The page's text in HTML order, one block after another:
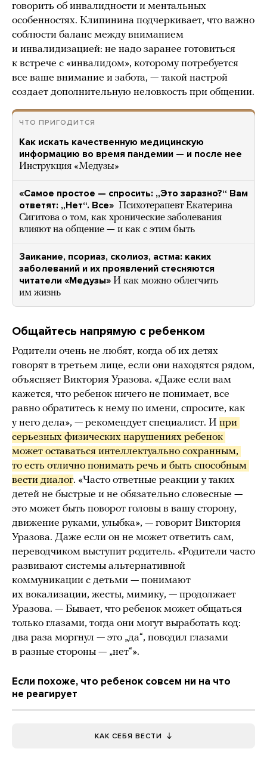
говорить об инвалидности и ментальных
особенностях. Клипинина подчеркивает, что важно
соблюсти баланс между вниманием
и инвалидизацией: не надо заранее готовиться
к встрече с «инвалидом», которому потребуется
все ваше внимание и забота, — такой настрой
создает дополнительную неловкость при общении.
ЧТО ПРИГОДИТСЯ
Как искать качественную медицинскую
информацию во время пандемии — и после нее
Инструкция «Медузы»
«Самое простое — спросить: „Это заразно?“ Вам
ответят: „Нет“. Все» Психотерапевт Екатерина
Сигитова о том, как хронические заболевания
влияют на общение — и как с этим быть
Заикание, псориаз, сколиоз, астма: каких
заболеваний и их проявлений стесняются
читатели «Медузы» И как можно облегчить
им жизнь
Общайтесь напрямую с ребенком
Родители очень не любят, когда об их детях
говорят в третьем лице, если они находятся рядом,
объясняет Виктория Уразова. «Даже если вам
кажется, что ребенок ничего не понимает, все
равно обратитесь к нему по имени, спросите, как
у него дела», — рекомендует специалист. И при
серьезных физических нарушениях ребенок
может оставаться интеллектуально сохранным,
то есть отлично понимать речь и быть способным
вести диалог. «Часто ответные реакции у таких
детей не быстрые и не обязательно словесные —
это может быть поворот головы в вашу сторону,
движение руками, улыбка», — говорит Виктория
Уразова. Даже если он не может ответить сам,
переводчиком выступит родитель. «Родители часто
развивают системы альтернативной
коммуникации с детьми — понимают
их вокализации, жесты, мимику, — продолжает
Уразова. — Бывает, что ребенок может общаться
только глазами, тогда они могут выработать код:
два раза моргнул — это „да“, поводил глазами
в разные стороны — „нет“».
Если похоже, что ребенок совсем ни на что
не реагирует
КАК СЕБЯ ВЕСТИ